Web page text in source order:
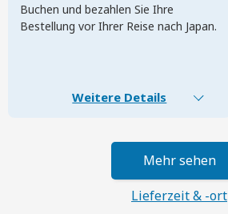
Buchen und bezahlen Sie Ihre
Bestellung vor Ihrer Reise nach Japan.
Weitere Details
Mehr sehen
Lieferzeit & -ort